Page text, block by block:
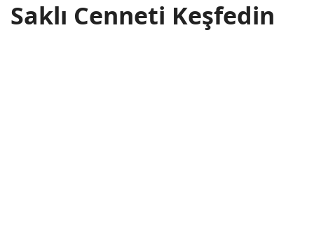
Saklı Cenneti Keşfedin